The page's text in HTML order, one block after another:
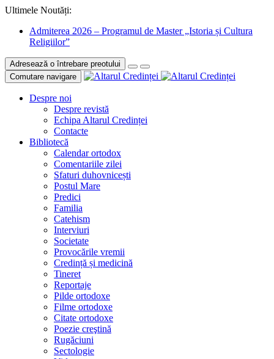
Ultimele Noutăți:
Admiterea 2026 – Programul de Master „Istoria și Cultura
Religiilor”
Adresează o întrebare preotului
Comutare navigare
Despre noi
Despre revistă
Echipa Altarul Credinței
Contacte
Bibliotecă
Calendar ortodox
Comentariile zilei
Sfaturi duhovnicești
Postul Mare
Predici
Familia
Catehism
Interviuri
Societate
Provocările vremii
Credință și medicină
Tineret
Reportaje
Pilde ortodoxe
Filme ortodoxe
Citate ortodoxe
Poezie creştină
Rugăciuni
Sectologie